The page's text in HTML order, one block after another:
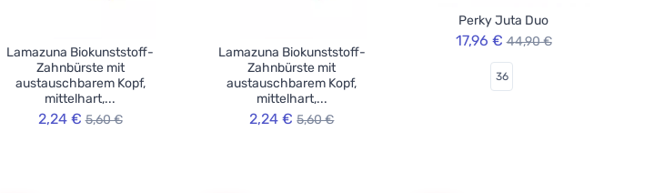
Lamazuna Biokunststoff-
Zahnbürste mit
austauschbarem Kopf,
mittelhart,...
2,24 € 5,60 €
Lamazuna Biokunststoff-
Zahnbürste mit
austauschbarem Kopf,
mittelhart,...
2,24 € 5,60 €
Perky Juta Duo
17,96 € 44,90 €
36